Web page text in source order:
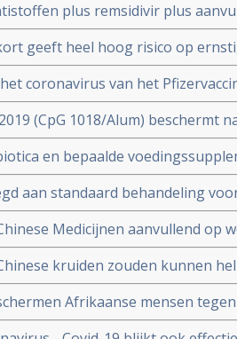
plus remsidivir plus
Donald Trump redden van
geeft heel hoog risico op
Covid-19. Blijkt uit nieuw
coronavirus van het
is slechts nog 47 procent
(CpG 1018/Alum) beschermt
overlijden bij alle bekende
fase III studie
en bepaalde
alleenstaande behandeling van
2 - geeft interessante
aan standaard behandeling
- Covid-19 verbetert
Medicijnen aanvullend op
tot matige COVID-19 -
kruiden zouden kunnen
Chinese onderzoekers
Afrikaanse mensen
reageert anders dan